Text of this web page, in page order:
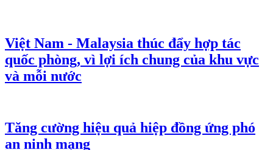
Việt Nam - Malaysia thúc đẩy hợp tác
quốc phòng, vì lợi ích chung của khu vực
và mỗi nước
Tăng cường hiệu quả hiệp đồng ứng phó
an ninh mạng